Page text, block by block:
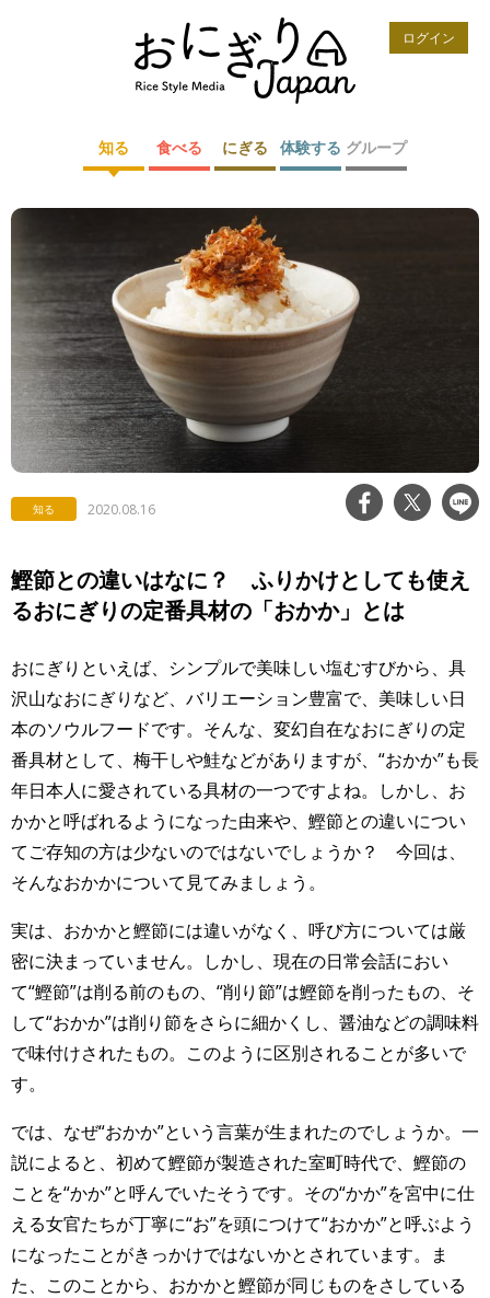
ログイン
知る 食べる にぎる 体験する グループ
知る 2020.08.16
鰹節との違いはなに？ ふりかけとしても使え
るおにぎりの定番具材の「おかか」とは
おにぎりといえば、シンプルで美味しい塩むすびから、具
沢山なおにぎりなど、バリエーション豊富で、美味しい日
本のソウルフードです。そんな、変幻自在なおにぎりの定
番具材として、梅干しや鮭などがありますが、“おかか”も長
年日本人に愛されている具材の一つですよね。しかし、お
かかと呼ばれるようになった由来や、鰹節との違いについ
てご存知の方は少ないのではないでしょうか？ 今回は、
そんなおかかについて見てみましょう。
実は、おかかと鰹節には違いがなく、呼び方については厳
密に決まっていません。しかし、現在の日常会話におい
て“鰹節”は削る前のもの、“削り節”は鰹節を削ったもの、そ
して“おかか”は削り節をさらに細かくし、醤油などの調味料
で味付けされたもの。このように区別されることが多いで
す。
では、なぜ“おかか”という言葉が生まれたのでしょうか。一
説によると、初めて鰹節が製造された室町時代で、鰹節の
ことを“かか”と呼んでいたそうです。その“かか”を宮中に仕
える女官たちが丁寧に“お”を頭につけて“おかか”と呼ぶよう
になったことがきっかけではないかとされています。ま
た、このことから、おかかと鰹節が同じものをさしている